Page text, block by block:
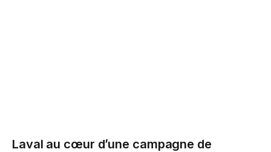
Laval au cœur d’une campagne de